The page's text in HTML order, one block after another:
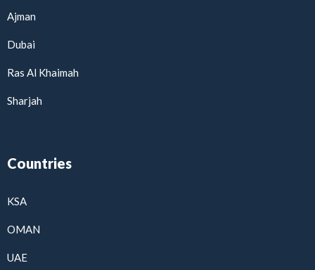
Ajman
Dubai
Ras Al Khaimah
Sharjah
Countries
KSA
OMAN
UAE